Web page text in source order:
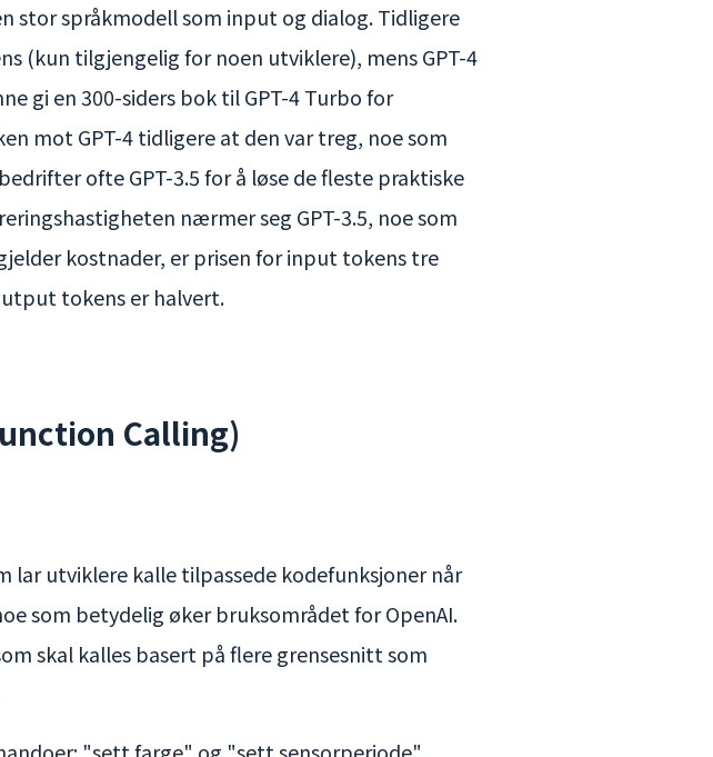
stor språkmodell som input og dialog. Tidligere
(kun tilgjengelig for noen utviklere), mens GPT-4
gi en 300-siders bok til GPT-4 Turbo for
mot GPT-4 tidligere at den var treg, noe som
ofte GPT-3.5 for å løse de fleste praktiske
nærmer seg GPT-3.5, noe som
kostnader, er prisen for input tokens tre
tokens er halvert.
Calling)
lar utviklere kalle tilpassede kodefunksjoner når
som betydelig øker bruksområdet for OpenAI.
skal kalles basert på flere grensesnitt som